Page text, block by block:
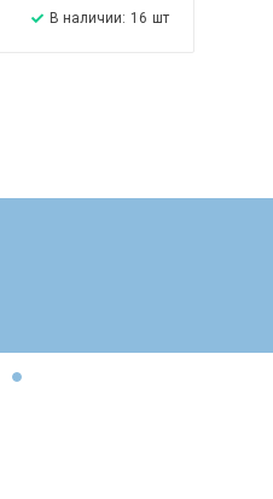
В наличии: 16 шт